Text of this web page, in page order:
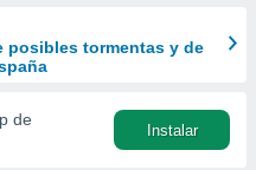
posibles tormentas y de
de
Instalar